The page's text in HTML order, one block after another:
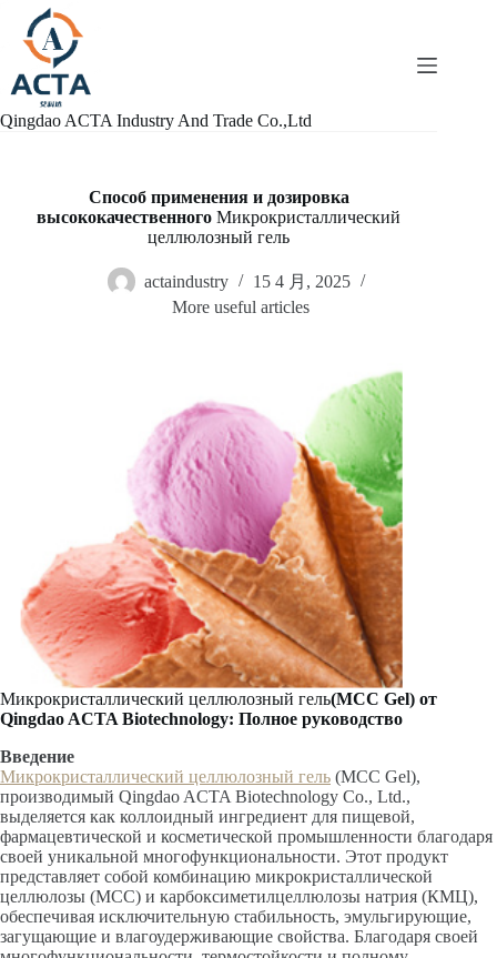
容
Qingdao ACTA Industry And Trade Co.,Ltd
Способ применения и дозировка
высококачественногоМикрокристаллический
целлюлозный гель
actaindustry
15 4 月, 2025
More useful articles
Микрокристаллический целлюлозный гель(MCC Gel) от
Qingdao ACTA Biotechnology: Полное руководство
Введение
Микрокристаллический целлюлозный гель (MCC Gel),
производимый Qingdao ACTA Biotechnology Co., Ltd.,
выделяется как коллоидный ингредиент для пищевой,
фармацевтической и косметической промышленности благодаря
своей уникальной многофункциональности. Этот продукт
представляет собой комбинацию микрокристаллической
целлюлозы (MCC) и карбоксиметилцеллюлозы натрия (КМЦ),
обеспечивая исключительную стабильность, эмульгирующие,
загущающие и влагоудерживающие свойства. Благодаря своей